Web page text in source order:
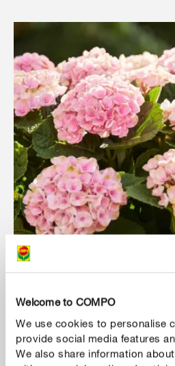
Welcome to COMPO
We use cookies to personalise
provide social media features
We also share information
Hortensia's bemesten